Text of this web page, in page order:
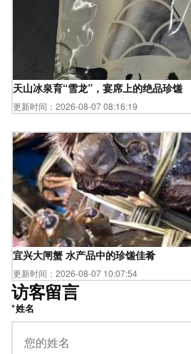
天山冰泉育“雪龙”，宴席上的绝品珍馐
更新时间：2026-08-07 08:16:19
宜兴大闸蟹 水产品中的珍馐佳肴
更新时间：2026-08-07 10:07:54
访客留言
*姓名